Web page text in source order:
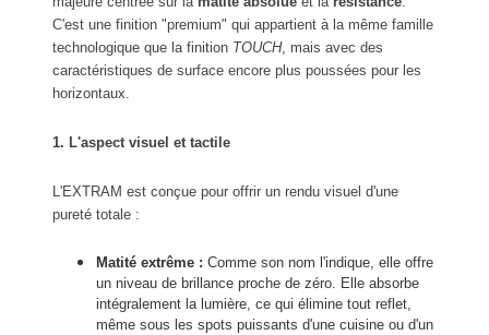
C'est une finition "premium" qui appartient à la même famille
technologique que la finition TOUCH, mais avec des
caractéristiques de surface encore plus poussées pour les
horizontaux.
1. L'aspect visuel et tactile
L'EXTRAM est conçue pour offrir un rendu visuel d'une
pureté totale :
Matité extrême : Comme son nom l'indique, elle offre
un niveau de brillance proche de zéro. Elle absorbe
intégralement la lumière, ce qui élimine tout reflet,
même sous les spots puissants d'une cuisine ou d'un